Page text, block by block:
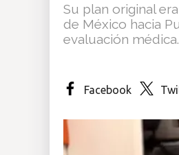
Su plan original
de México hacia
evaluación médica.
Facebook